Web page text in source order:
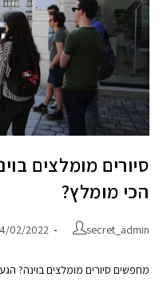
סיורים מומלצים
הכי מומלץ?
secret_admin
02/2022
מחפשים סיורים מומלצים בוינה?